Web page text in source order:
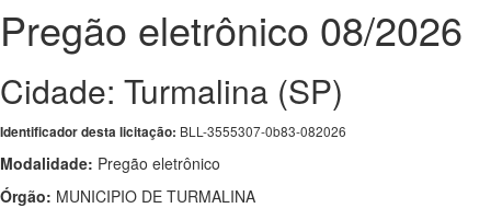
Pregão eletrônico 08/2026
Cidade: Turmalina (SP)
Identificador desta licitação: BLL-3555307-0b83-082026
Modalidade: Pregão eletrônico
Órgão: MUNICIPIO DE TURMALINA